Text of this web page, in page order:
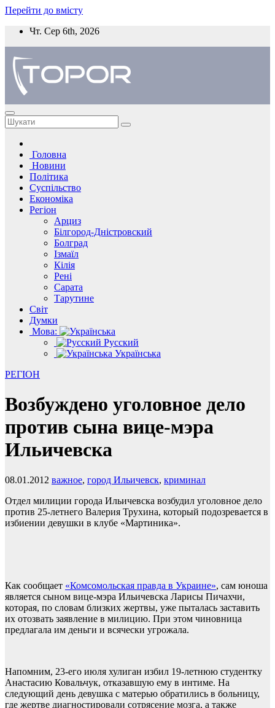
Перейти до вмісту
Чт. Сер 6th, 2026
Головна
Новини
Політика
Суспільство
Економіка
Регіон
Арциз
Білгород-Дністровский
Болград
Ізмаїл
Кілія
Рені
Сарата
Тарутине
Світ
Думки
Мова:
Русский
Українська
РЕГІОН
Возбуждено уголовное дело
против сына вице-мэра
Ильичевска
08.01.2012 важное, город Ильичевск, криминал
Отдел милиции города Ильичевска возбудил уголовное дело
против 25-летнего Валерия Трухина, который подозревается в
избиении девушки в клубе «Мартиника».
Как сообщает «Комсомольская правда в Украине», сам юноша
является сыном вице-мэра Ильичевска Ларисы Пичахчи,
которая, по словам близких жертвы, уже пыталась заставить
их отозвать заявление в милицию. При этом чиновница
предлагала им деньги и всячески угрожала.
Напомним, 23-его июля хулиган избил 19-летнюю студентку
Анастасию Ковальчук, отказавшую ему в интиме. На
следующий день девушка с матерью обратились в больницу,
где жертве диагностировали сотрясение мозга, а также